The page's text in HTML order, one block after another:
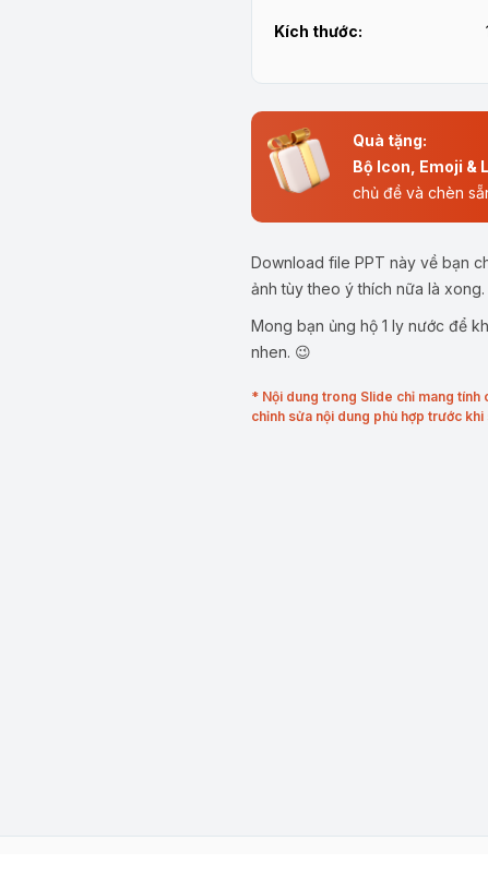
Kích thước:
Quà tặng:
Bộ Icon, Emoji &
chủ đề và chèn
Download file PPT này về bạn
ảnh tùy theo ý thích nữa là xong.
Mong bạn ủng hộ 1 ly nước để
nhen. 😉
* Nội dung trong Slide chỉ mang tính
chỉnh sửa nội dung phù hợp trước